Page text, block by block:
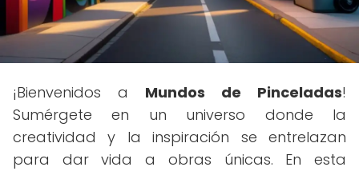
¡Bienvenidos a Mundos de Pinceladas!
Sumérgete en un universo donde la
creatividad y la inspiración se entrelazan
para dar vida a obras únicas. En esta